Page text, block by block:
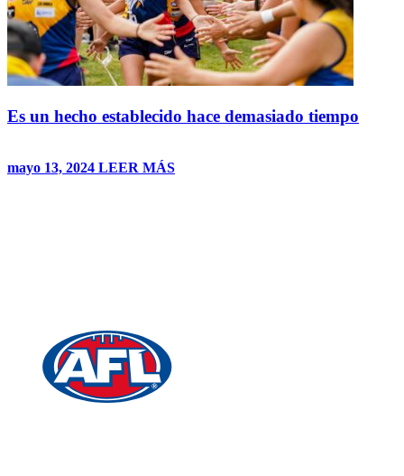
Es un hecho establecido hace demasiado tiempo
mayo 13, 2024 LEER MÁS